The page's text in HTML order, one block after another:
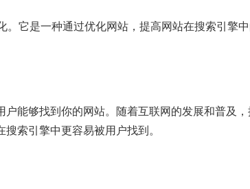
。它是一种通过优化网站，提高网站在搜索引擎
能够找到你的网站。随着互联网的发展和普及，
索引擎中更容易被用户找到。